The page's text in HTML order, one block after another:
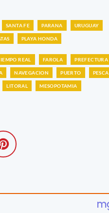
SANTA FE PARANA URUGUAY
PLAYA HONDA
REAL FAROLA PREFECTURA
NAVEGACION PUERTO PESCA
LITORAL MESOPOTAMIA